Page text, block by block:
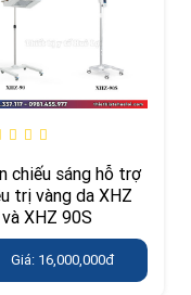
chiếu sáng hỗ trợ
trị vàng da XHZ
XHZ 90S
Giá: 16,000,000đ